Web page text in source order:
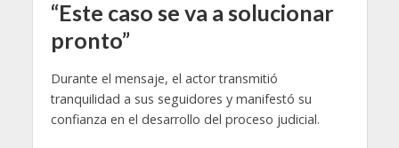
“Este caso se va a solucionar
pronto”
Durante el mensaje, el actor transmitió
tranquilidad a sus seguidores y manifestó su
confianza en el desarrollo del proceso judicial.